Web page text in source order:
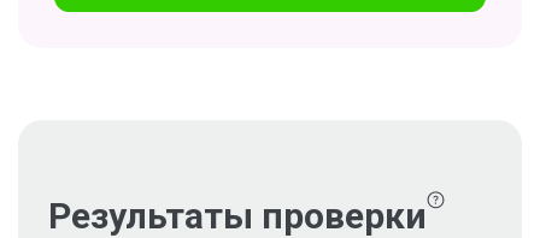
Результаты проверки